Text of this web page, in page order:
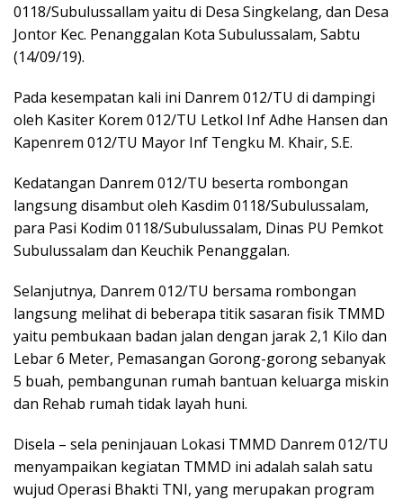
0118/Subulussallam yaitu di Desa Singkelang, dan Desa
Jontor Kec. Penanggalan Kota Subulussalam, Sabtu
(14/09/19).
Pada kesempatan kali ini Danrem 012/TU di dampingi
oleh Kasiter Korem 012/TU Letkol Inf Adhe Hansen dan
Kapenrem 012/TU Mayor Inf Tengku M. Khair, S.E.
Kedatangan Danrem 012/TU beserta rombongan
langsung disambut oleh Kasdim 0118/Subulussalam,
para Pasi Kodim 0118/Subulussalam, Dinas PU Pemkot
Subulussalam dan Keuchik Penanggalan.
Selanjutnya, Danrem 012/TU bersama rombongan
langsung melihat di beberapa titik sasaran fisik TMMD
yaitu pembukaan badan jalan dengan jarak 2,1 Kilo dan
Lebar 6 Meter, Pemasangan Gorong-gorong sebanyak
5 buah, pembangunan rumah bantuan keluarga miskin
dan Rehab rumah tidak layah huni.
Disela – sela peninjauan Lokasi TMMD Danrem 012/TU
menyampaikan kegiatan TMMD ini adalah salah satu
wujud Operasi Bhakti TNI, yang merupakan program